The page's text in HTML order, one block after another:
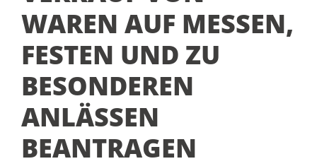
WAREN AUF MESSEN,
FESTEN UND ZU
BESONDEREN
ANLÄSSEN
BEANTRAGEN